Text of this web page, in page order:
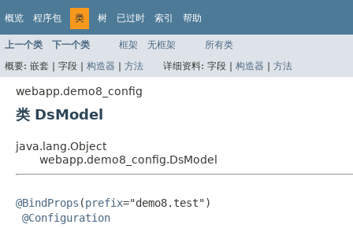
概览 程序包 类 树 已过时 索引 帮助
上一个类 下一个类 框架 无框架
所有类
概要: 嵌套 | 字段 | 构造器 | 方法 详细资料: 字段 | 构造器 | 方法
webapp.demo8_config
类 DsModel
java.lang.Object
webapp.demo8_config.DsModel
@BindProps (prefix="demo8.test")
@Configuration